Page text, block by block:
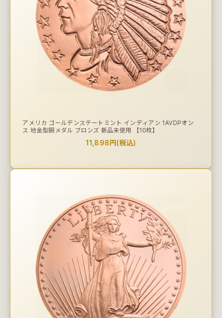
アメリカ ゴールデンステートミント インディアン 1AVDPオン
ス 地金型銅メダル ブロンズ 新品未使用 【10枚】
11,898円(税込)